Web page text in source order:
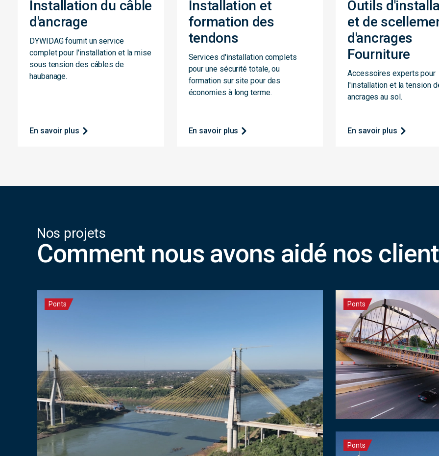
Installation du câble
d'ancrage
DYWIDAG fournit un service
complet pour l'installation et la mise
sous tension des câbles de
haubanage.
En savoir plus
Installation et
formation des
tendons
Services d'installation complets
pour une sécurité totale, ou
formation sur site pour des
économies à long terme.
En savoir plus
Outils
et de
d'ancrages
Fourniture
Accessoires experts pour
l'installation et la tension
ancrages au sol.
En savoir plus
Nos projets
Comment nous avons aidé nos
Ponts Ponts
Ponts